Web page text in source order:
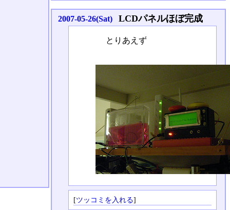
2007-05-26(Sat) LCDパネルほぼ完成
とりあえず
[ツッコミを入れる]